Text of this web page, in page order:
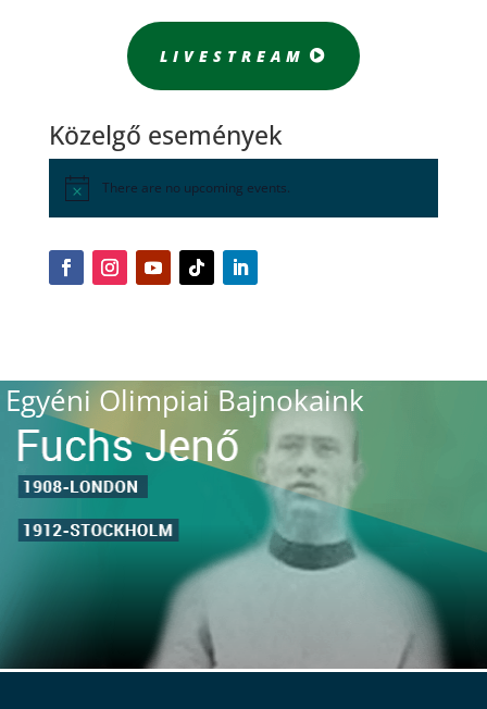
LIVESTREAM
Közelgő események
There are no upcoming events.
Egyéni Olimpiai Bajnokaink